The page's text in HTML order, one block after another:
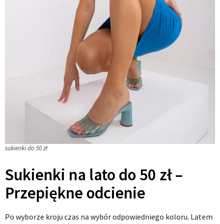
sukienki do 50 zł
Sukienki na lato do 50 zł –
Przepiękne odcienie
Po wyborze kroju czas na wybór odpowiedniego koloru. Latem